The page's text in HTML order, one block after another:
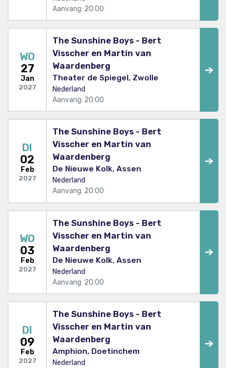
Aanvang: 20:00
WO
27
Jan
2027
The Sunshine Boys - Bert
Visscher en Martin van
Waardenberg
Theater de Spiegel, Zwolle
Nederland
Aanvang: 20:00
DI
02
Feb
2027
The Sunshine Boys - Bert
Visscher en Martin van
Waardenberg
De Nieuwe Kolk, Assen
Nederland
Aanvang: 20:00
WO
03
Feb
2027
The Sunshine Boys - Bert
Visscher en Martin van
Waardenberg
De Nieuwe Kolk, Assen
Nederland
Aanvang: 20:00
DI
09
Feb
2027
The Sunshine Boys - Bert
Visscher en Martin van
Waardenberg
Amphion, Doetinchem
Nederland